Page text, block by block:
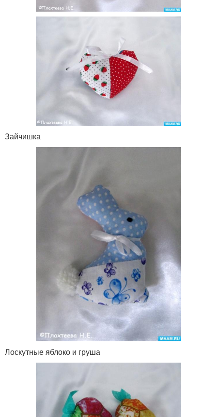
Зайчишка
Лоскутные яблоко и груша